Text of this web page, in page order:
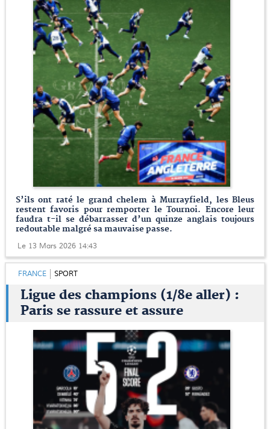
S’ils ont raté le grand chelem à Murrayfield, les Bleus
restent favoris pour remporter le Tournoi. Encore leur
faudra t-il se débarrasser d’un quinze anglais toujours
redoutable malgré sa mauvaise passe.
Le 13 Mars 2026 14:43
FRANCE SPORT
Ligue des champions (1/8e aller) :
Paris se rassure et assure